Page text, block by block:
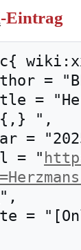
-Eintrag
",
= "
",